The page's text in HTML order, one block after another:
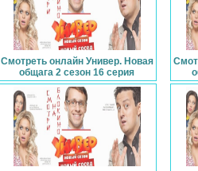
Смотреть онлайн Универ. Новая
общага 2 сезон 16 серия